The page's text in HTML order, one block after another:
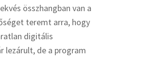
összhangban van a
teremt arra, hogy
digitális
lezárult, de a program